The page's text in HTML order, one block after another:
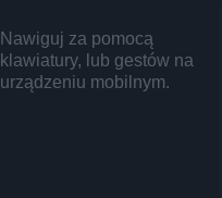
Nawiguj za pomocą
klawiatury, lub gestów na
urządzeniu mobilnym.